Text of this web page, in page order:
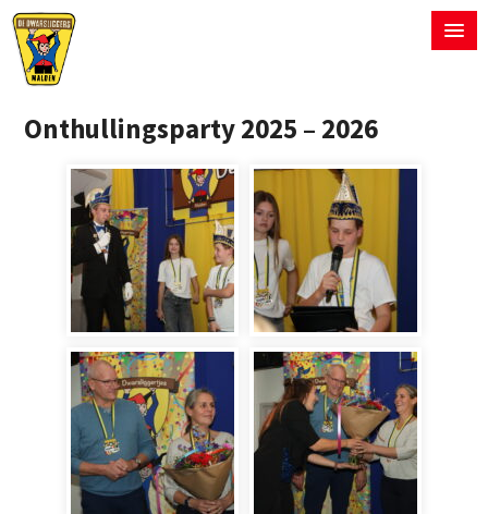
Onthullingsparty 2025 – 2026